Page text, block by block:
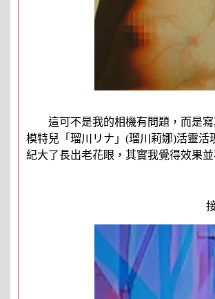
這可不是我的相機有問題，而是寫
模特兒「瑠川リナ」(瑠川莉娜)活靈
紀大了長出老花眼，其實我覺得效果並